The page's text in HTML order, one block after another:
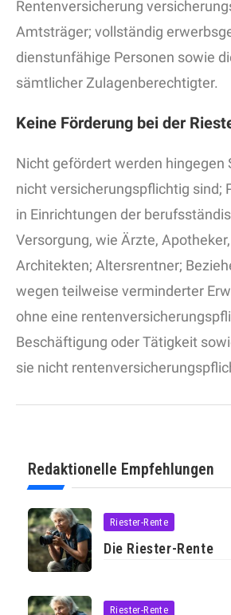
Rentenversicherung
Amtsträger; vollständig
dienstunfähige Personen sowie
sämtlicher Zulagenberechtigter.
Keine Förderung bei der
Nicht gefördert werden hingegen
nicht versicherungspflichtig sind;
in Einrichtungen der
Versorgung, wie Ärzte,
Architekten; Altersrentner;
wegen teilweise verminderter
ohne eine
Beschäftigung oder Tätigkeit
sie nicht
Redaktionelle Empfehlungen
Riester-Rente
Die Riester-Rente
Riester-Rente